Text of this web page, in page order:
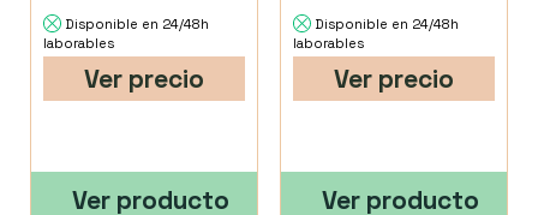
Disponible en 24/48h
laborables
Ver precio
Ver producto
Disponible en 24/48h
laborables
Ver precio
Ver producto